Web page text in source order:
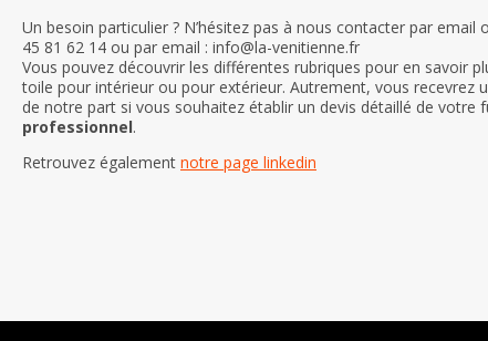
Un besoin particulier ? N’hésitez pas à nous contacter par email
45 81 62 14 ou par email : info@la-venitienne.fr
Vous pouvez découvrir les différentes rubriques pour en savoir
toile pour intérieur ou pour extérieur. Autrement, vous recevrez
de notre part si vous souhaitez établir un devis détaillé de votre
professionnel.
Retrouvez également notre page linkedin